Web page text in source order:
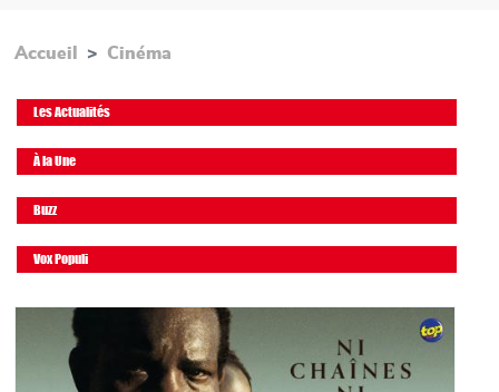
Accueil Cinéma
Les Actualités
À la Une
Buzz
Vox Populi
Main picture